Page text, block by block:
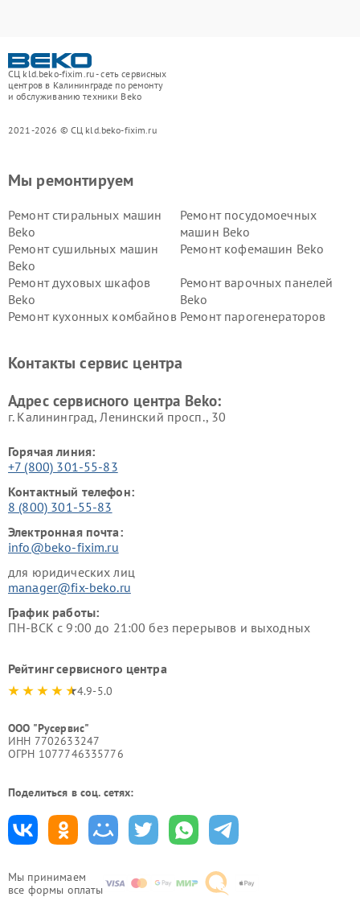
СЦ kld.beko-fixim.ru - сеть сервисных
центров в Калининграде по ремонту
и обслуживанию техники Beko
2021-2026 © СЦ kld.beko-fixim.ru
Мы принимаем
все формы оплаты
Мы ремонтируем
Ремонт стиральных машин
Beko
Ремонт посудомоечных
машин Beko
Ремонт сушильных машин
Beko
Ремонт кофемашин Beko
Ремонт духовых шкафов
Beko
Ремонт варочных панелей
Beko
Ремонт кухонных комбайнов Ремонт парогенераторов
Ремонт холодильников Beko Ремонт морозильных камер
Контакты сервис центра
Адрес сервисного центра Beko:
г. Калининград, Ленинский просп., 30
Горячая линия:
+7 (800) 301-55-83
Контактный телефон:
8 (800) 301-55-83
Электронная почта:
info@beko-fixim.ru
для юридических лиц
manager@fix-beko.ru
График работы:
ПН-ВСК с 9:00 до 21:00 без перерывов и выходных
Рейтинг сервисного центра
4.9-5.0
ООО "Русервис"
ИНН 7702633247
ОГРН 1077746335776
Поделиться в соц. сетях: